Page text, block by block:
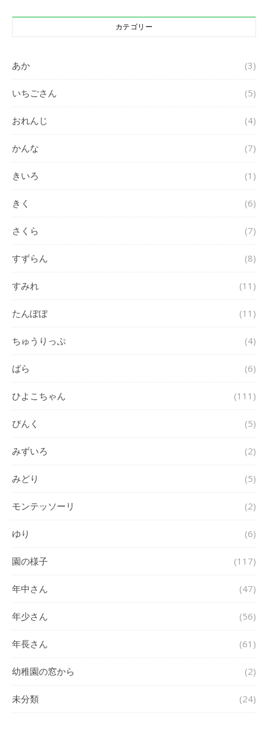
カテゴリー
あか (3)
いちごさん (5)
おれんじ (4)
かんな (7)
きいろ (1)
きく (6)
さくら (7)
すずらん (8)
すみれ (11)
たんぽぽ (11)
ちゅうりっぷ (4)
ばら (6)
ひよこちゃん (111)
ぴんく (5)
みずいろ (2)
みどり (5)
モンテッソーリ (2)
ゆり (6)
園の様子 (117)
年中さん (47)
年少さん (56)
年長さん (61)
幼稚園の窓から (2)
未分類 (24)